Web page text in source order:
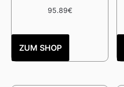
95.89€
ZUM SHOP